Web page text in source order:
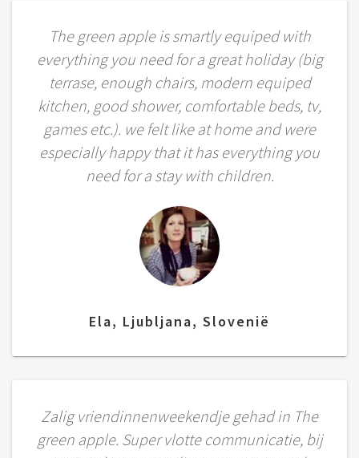
The green apple is smartly equiped with
everything you need for a great holiday (big
terrase, enough chairs, modern equiped
kitchen, good shower, comfortable beds, tv,
games etc.). we felt like at home and were
especially happy that it has everything you
need for a stay with children.
Ela, Ljubljana, Slovenië
Zalig vriendinnenweekendje gehad in The
green apple. Super vlotte communicatie, bij